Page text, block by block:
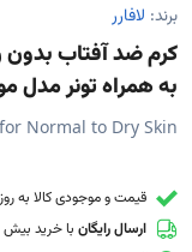
برند: لافارر
به همراه تونر مدل مولتی
Normal to Dry Skin
قیمت و موجودی کالا به
ارسال رایگان با خرید بیش